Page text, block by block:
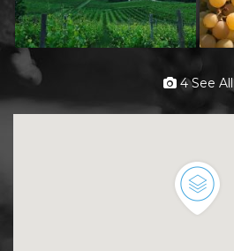
4 See All